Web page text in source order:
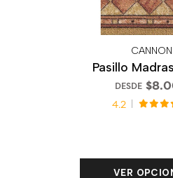
CANNON
Pasillo
DESDE
4.2
VER